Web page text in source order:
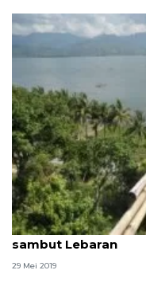
Solok siapkan 10
sambut Lebaran
29 Mei 2019